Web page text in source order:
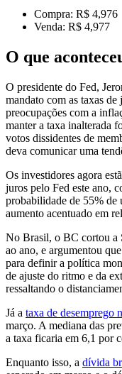
Compra: R$ 4,976
Venda: R$ 4,977
O que
O presidente do Fed,
mandato com as taxas de
preocupações com a
manter a taxa inalterada
votos dissidentes de
deva comunicar uma
Os investidores agora
juros pelo Fed este ano,
probabilidade de 55% de
aumento acentuado em
No Brasil, o BC cortou a
ao ano, e argumentou
para definir a política
de ajuste do ritmo e da
ressaltando o
Já a taxa de desemprego
março. A mediana das
a taxa ficaria em 6,1 por
Enquanto isso, a dívida